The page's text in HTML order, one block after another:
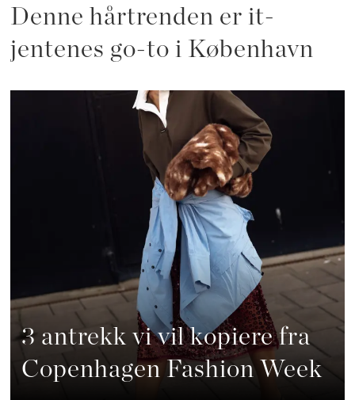
Denne hårtrenden er it-
jentenes go-to i København
3 antrekk vi vil kopiere fra
Copenhagen Fashion Week